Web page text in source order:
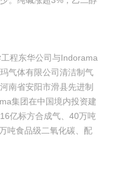
程东华公司与Indorama
气体有限公司清洁制气
南省安阳市滑县先进制
集团在中国境内投资建
亿标方合成气、40万吨
吨食品级二氧化碳、配